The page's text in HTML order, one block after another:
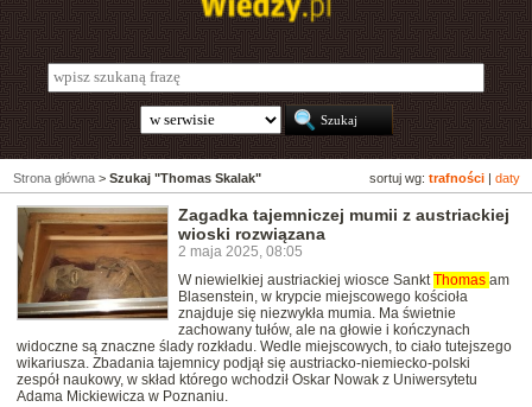
sortuj wg: trafności daty
Strona główna > Szukaj "Thomas Skalak"
Zagadka tajemniczej mumii z austriackiej
wioski rozwiązana
2 maja 2025, 08:05
W niewielkiej austriackiej wiosce SanktThomas am
Blasenstein, w krypcie miejscowego kościoła
znajduje się niezwykła mumia. Ma świetnie
zachowany tułów, ale na głowie i kończynach
widoczne są znaczne ślady rozkładu. Wedle miejscowych, to ciało tutejszego
wikariusza. Zbadania tajemnicy podjął się austriacko-niemiecko-polski
zespół naukowy, w skład którego wchodził Oskar Nowak z Uniwersytetu
Adama Mickiewicza w Poznaniu.